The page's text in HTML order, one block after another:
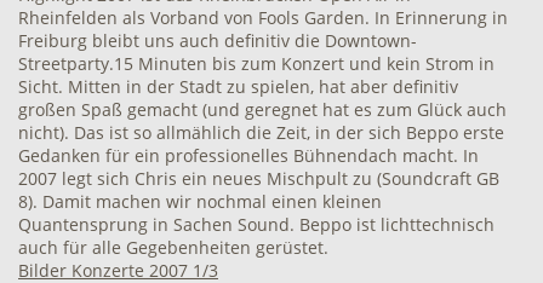
Rheinfelden als Vorband von Fools Garden. In Erinnerung in
Freiburg bleibt uns auch definitiv die Downtown-
Streetparty.15 Minuten bis zum Konzert und kein Strom in
Sicht. Mitten in der Stadt zu spielen, hat aber definitiv
großen Spaß gemacht (und geregnet hat es zum Glück auch
nicht). Das ist so allmählich die Zeit, in der sich Beppo erste
Gedanken für ein professionelles Bühnendach macht. In
2007 legt sich Chris ein neues Mischpult zu (Soundcraft GB
8). Damit machen wir nochmal einen kleinen
Quantensprung in Sachen Sound. Beppo ist lichttechnisch
auch für alle Gegebenheiten gerüstet.
Bilder Konzerte 2007 1/3